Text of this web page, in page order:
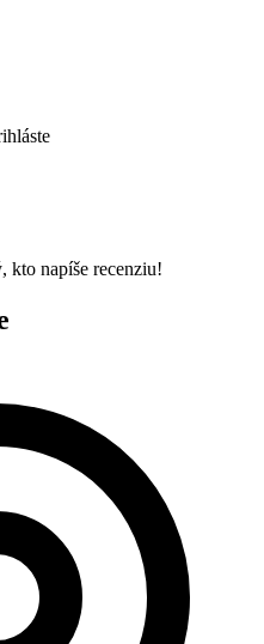
kto napíše recenziu!